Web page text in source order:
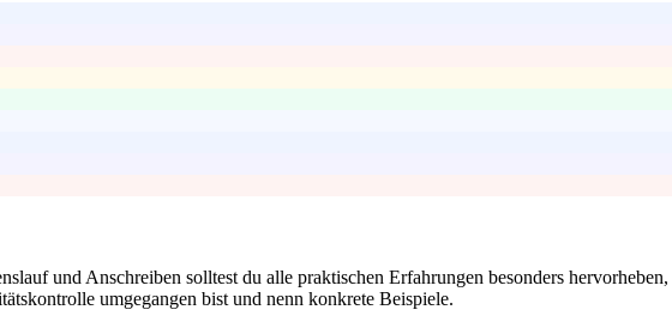
und Anschreiben solltest du alle praktischen Erfahrungen besonders
umgegangen bist und nenn konkrete Beispiele.